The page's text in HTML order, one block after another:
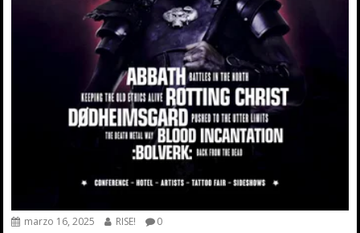
marzo 16, 2025 RISE! 0